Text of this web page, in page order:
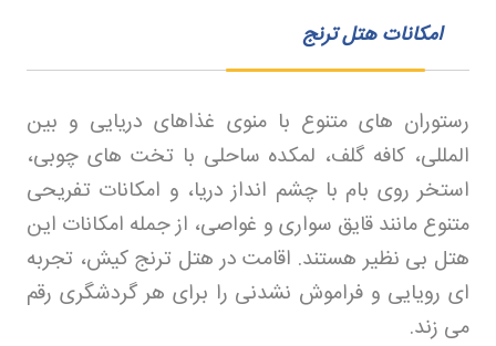
امکانات هتل ترنج
رستوران های متنوع با منوی غذاهای دریایی و بین
المللی، کافه گلف، لمکده ساحلی با تخت های چوبی،
استخر روی بام با چشم انداز دریا، و امکانات تفریحی
متنوع مانند قایق سواری و غواصی، از جمله امکانات این
هتل بی نظیر هستند. اقامت در هتل ترنج کیش، تجربه
ای رویایی و فراموش نشدنی را برای هر گردشگری رقم
می زند.